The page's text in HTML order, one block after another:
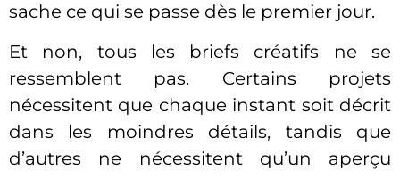
sache ce qui se passe dès le premier jour.
Et non, tous les briefs créatifs ne se
ressemblent pas. Certains projets
nécessitent que chaque instant soit décrit
dans les moindres détails, tandis que
d’autres ne nécessitent qu’un aperçu